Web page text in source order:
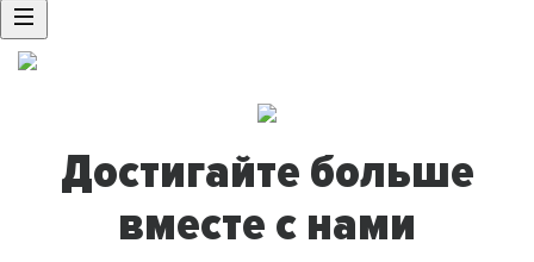
Достигайте больше
вместе с нами